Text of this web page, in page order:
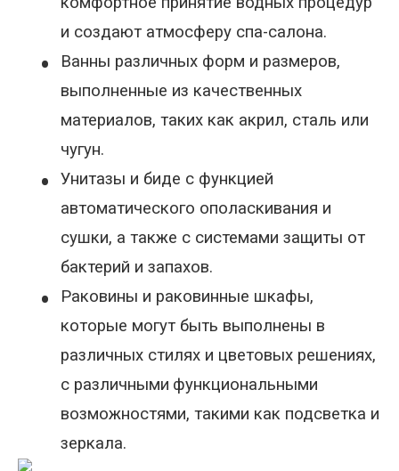
и создают атмосферу спа-салона.
•
Ванны различных форм и размеров,
выполненные из качественных
материалов, таких как акрил, сталь или
чугун.
•
Унитазы и биде с функцией
автоматического ополаскивания и
сушки, а также с системами защиты от
бактерий и запахов.
•
Раковины и раковинные шкафы,
которые могут быть выполнены в
различных стилях и цветовых решениях,
с различными функциональными
возможностями, такими как подсветка и
зеркала.